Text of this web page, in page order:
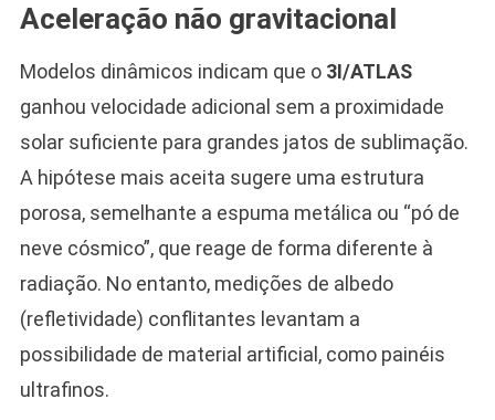
Aceleração não gravitacional
Modelos dinâmicos indicam que o 3I/ATLAS
ganhou velocidade adicional sem a proximidade
solar suficiente para grandes jatos de sublimação.
A hipótese mais aceita sugere uma estrutura
porosa, semelhante a espuma metálica ou “pó de
neve cósmico”, que reage de forma diferente à
radiação. No entanto, medições de albedo
(refletividade) conflitantes levantam a
possibilidade de material artificial, como painéis
ultrafinos.